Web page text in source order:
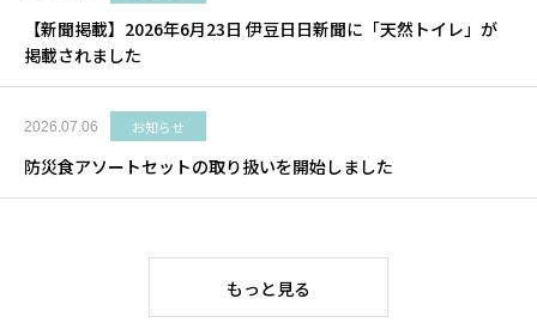
【新聞掲載】2026年6月23日 伊豆日日新聞に「天然トイレ」が
掲載されました
2026.07.06 お知らせ
防災食アソートセットの取り扱いを開始しました
もっと見る